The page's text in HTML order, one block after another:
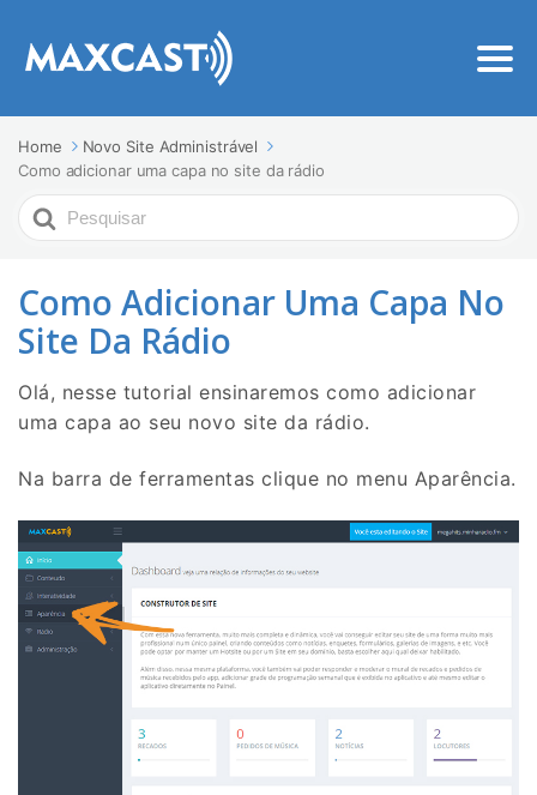
Home
Novo Site Administrável
Como adicionar uma capa no site da rádio
Procurar
Por
Como Adicionar Uma Capa No
Site Da Rádio
Olá, nesse tutorial ensinaremos como adicionar
uma capa ao seu novo site da rádio.
Na barra de ferramentas clique no menu Aparência.